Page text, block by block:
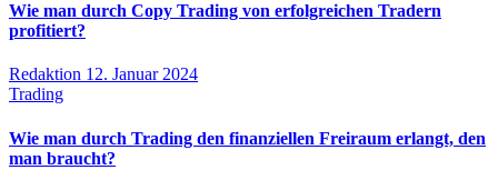
Wie man durch Copy Trading von erfolgreichen Tradern
profitiert?
Redaktion 12. Januar 2024
Trading
Wie man durch Trading den finanziellen Freiraum erlangt, den
man braucht?